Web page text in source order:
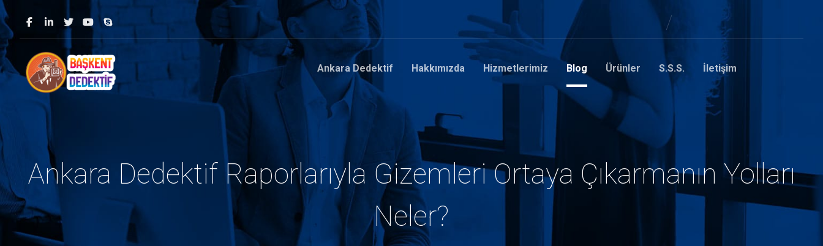
Ankara Dedektif Hakkımızda Hizmetlerimiz Blog Ürünler S.S.S. İletişim
Ankara Dedektif Raporlarıyla Gizemleri Ortaya Çıkarmanın Yolları
Neler?